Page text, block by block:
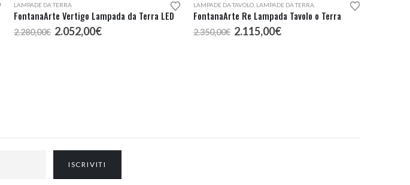
LAMPADE DA TERRA
FontanaArte Vertigo Lampada da Terra LED
2.280,00€ Il
prezzo
2.052,00€Il
LAMPADE DA TAVOLO LAMPADE DA TERRA
FontanaArte Re Lampada Tavolo o Terra
2.350,00€ Il
prezzo
2.115,00€Il